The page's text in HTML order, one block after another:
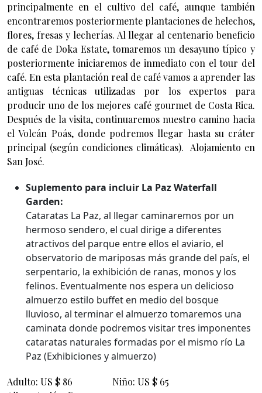
principalmente en el cultivo del café, aunque también
encontraremos posteriormente plantaciones de helechos,
flores, fresas y lecherías. Al llegar al centenario beneficio
de café de Doka Estate, tomaremos un desayuno típico y
posteriormente iniciaremos de inmediato con el tour del
café. En esta plantación real de café vamos a aprender las
antiguas técnicas utilizadas por los expertos para
producir uno de los mejores café gourmet de Costa Rica.
Después de la visita, continuaremos nuestro camino hacia
el Volcán Poás, donde podremos llegar hasta su cráter
principal (según condiciones climáticas). Alojamiento en
San José.
Suplemento para incluir La Paz Waterfall
Garden:
Cataratas La Paz, al llegar caminaremos por un
hermoso sendero, el cual dirige a diferentes
atractivos del parque entre ellos el aviario, el
observatorio de mariposas más grande del país, el
serpentario, la exhibición de ranas, monos y los
felinos. Eventualmente nos espera un delicioso
almuerzo estilo buffet en medio del bosque
lluvioso, al terminar el almuerzo tomaremos una
caminata donde podremos visitar tres imponentes
cataratas naturales formadas por el mismo río La
Paz (Exhibiciones y almuerzo)
Adulto: US $ 86 Niño: US $ 65